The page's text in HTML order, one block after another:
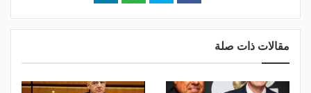
مقالات ذات صلة